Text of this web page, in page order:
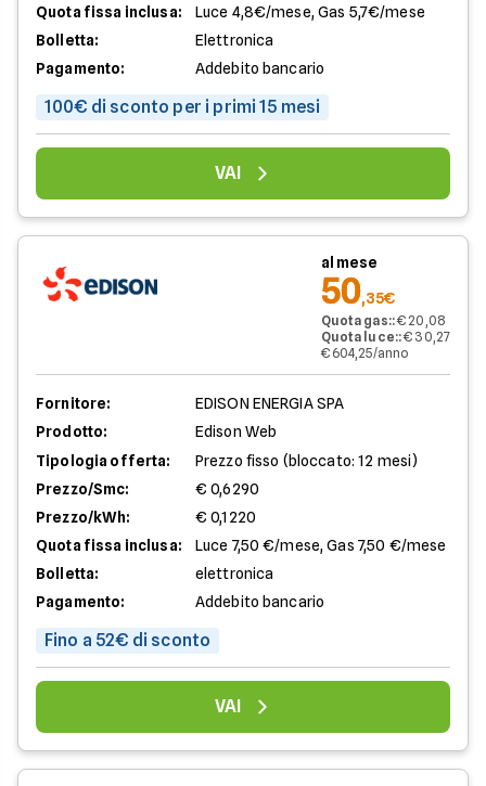
Quota fissa inclusa:
Luce 4,8€/mese, Gas 5,7€/mese
Bolletta:
Elettronica
Pagamento:
Addebito bancario
100€ di sconto per i primi 15 mesi
VAI
al mese
50,35€
Quota gas::€ 20,08
Quota luce::€ 30,27
€ 604,25/anno
Fornitore:
EDISON ENERGIA SPA
Prodotto:
Edison Web
Tipologia offerta:
Prezzo fisso (bloccato: 12 mesi)
Prezzo/Smc:
€ 0,6290
Prezzo/kWh:
€ 0,1220
Quota fissa inclusa:
Luce 7,50 €/mese, Gas 7,50 €/mese
Bolletta:
elettronica
Pagamento:
Addebito bancario
Fino a 52€ di sconto
VAI